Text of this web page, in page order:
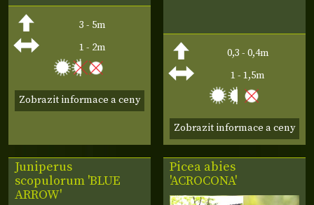
3 - 5m
1 - 2m
Zobrazit informace a ceny
0,3 - 0,4m
1 - 1,5m
Zobrazit informace a ceny
Juniperus
scopulorum 'BLUE
ARROW'
Picea abies
'ACROCONA'